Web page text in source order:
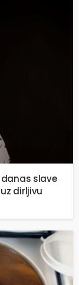
slave
dirljivu